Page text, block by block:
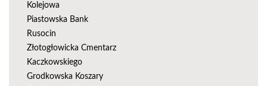
Kolejowa
Piastowska Bank
Rusocin
Złotogłowicka Cmentarz
Kaczkowskiego
Grodkowska Koszary